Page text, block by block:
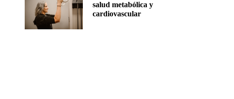
salud metabólica y
cardiovascular